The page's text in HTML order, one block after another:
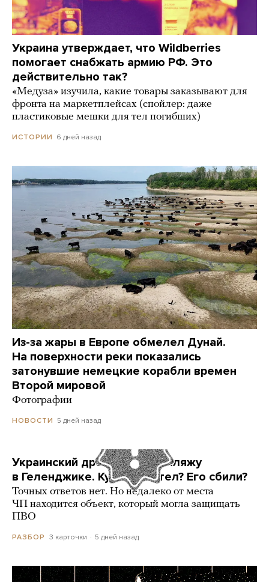
Украина утверждает, что Wildberries
помогает снабжать армию РФ. Это
действительно так?
«Медуза» изучила, какие товары заказывают для
фронта на маркетплейсах (спойлер: даже
пластиковые мешки для тел погибших)
ИСТОРИИ 6 дней назад
Из-за жары в Европе обмелел Дунай.
На поверхности реки показались
затонувшие немецкие корабли времен
Второй мировой
Фотографии
НОВОСТИ 5 дней назад
Украинский дрон попал по пляжу
в Геленджике. Куда он летел? Его сбили?
Точных ответов нет. Но недалеко от места
ЧП находится объект, который могла защищать
ПВО
РАЗБОР 3 карточки 5 дней назад